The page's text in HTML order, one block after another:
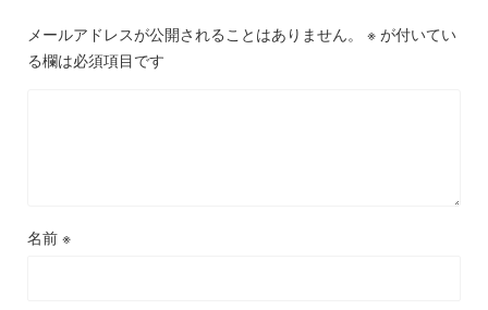
メールアドレスが公開されることはありません。 ※ が付いてい
る欄は必須項目です
名前 ※